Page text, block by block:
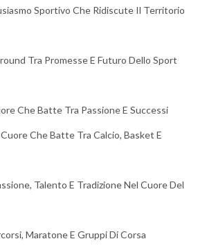
Sportivo Che Ridiscute Il Territorio
Tra Promesse E Futuro Dello Sport
Che Batte Tra Passione E Successi
Che Batte Tra Calcio, Basket E
Talento E Tradizione Nel Cuore Del
Maratone E Gruppi Di Corsa